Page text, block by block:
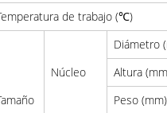
de trabajo (℃)
Núcleo
Diámetro
Altura
Peso (mm)